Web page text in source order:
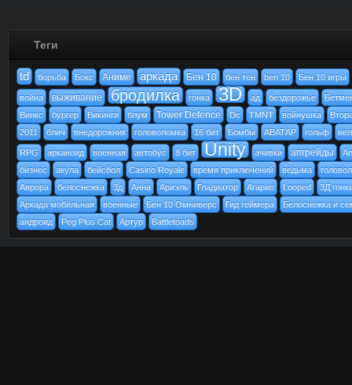
Теги
td борьба Бокс Аниме аркада Бен 10 бен тен ben 10 Бен 10 игры
война выживание бродилка гонка 3D ад бездорожье
Винкс
бургер Викинги блум Tower Defence Dc TMNT войнушка
2011
блич внедорожник головоломка 16 бит Бомбы АВАТАР гольф
RPG арканоид военная автобус 8 бит Unity ачивки апгрейды
бизнес
акула бейсбол Casino Royale время приключений ведьма
Аврора
белоснежка 3д Анна Ариэль Гладиатор Агарио Looped
3Д
Аркада мобильная
военные Бен 10 Омниверс Гид геймера
Белоснежка и
андроид
Peg Plus Cat Артур Battletoads